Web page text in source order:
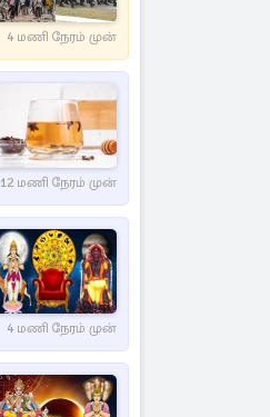
4 மணி நேரம் முன்
12 மணி நேரம் முன்
4 மணி நேரம் முன்